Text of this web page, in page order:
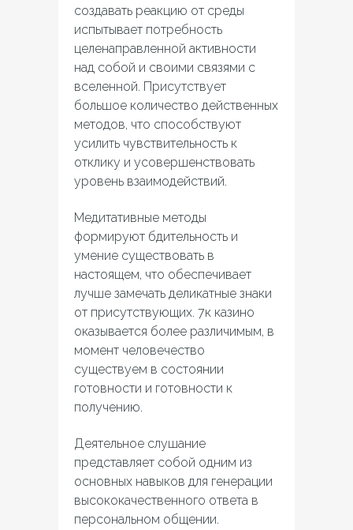
создавать реакцию от среды
испытывает потребность
целенаправленной активности
над собой и своими связями с
вселенной. Присутствует
большое количество действенных
методов, что способствуют
усилить чувствительность к
отклику и усовершенствовать
уровень взаимодействий.
Медитативные методы
формируют бдительность и
умение существовать в
настоящем, что обеспечивает
лучше замечать деликатные знаки
от присутствующих. 7к казино
оказывается более различимым, в
момент человечество
существуем в состоянии
готовности и готовности к
получению.
Деятельное слушание
представляет собой одним из
основных навыков для генерации
высококачественного ответа в
персональном общении.